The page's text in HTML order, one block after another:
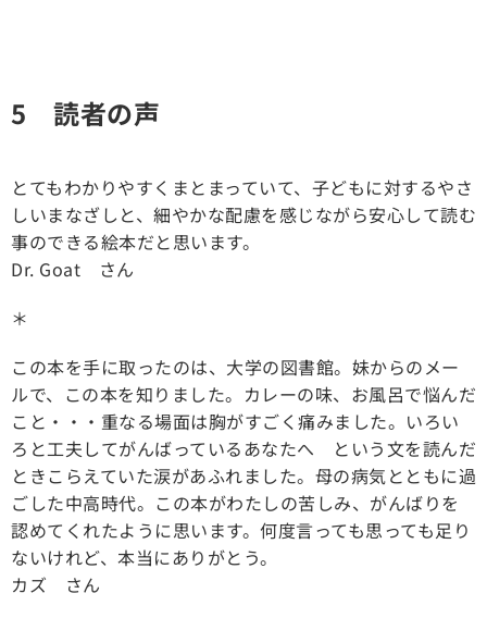
5 読者の声
とてもわかりやすくまとまっていて、子どもに対するやさ
しいまなざしと、細やかな配慮を感じながら安心して読む
事のできる絵本だと思います。
Dr. Goat さん
＊
この本を手に取ったのは、大学の図書館。妹からのメー
ルで、この本を知りました。カレーの味、お風呂で悩んだ
こと・・・重なる場面は胸がすごく痛みました。いろい
ろと工夫してがんばっているあなたへ という文を読んだ
ときこらえていた涙があふれました。母の病気とともに過
ごした中高時代。この本がわたしの苦しみ、がんばりを
認めてくれたように思います。何度言っても思っても足り
ないけれど、本当にありがとう。
カズ さん